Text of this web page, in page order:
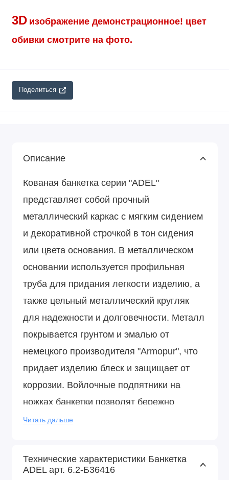
3D изображение демонстрационное! цвет
обивки смотрите на фото.
Поделиться
Описание
Кованая банкетка серии "ADEL"
представляет собой прочный
металлический каркас с мягким сидением
и декоративной строчкой в тон сидения
или цвета основания. В металлическом
основании используется профильная
труба для придания легкости изделию, а
также цельный металлический кругляк
для надежности и долговечности. Металл
покрывается грунтом и эмалью от
немецкого производителя "Armopur", что
придает изделию блеск и защищает от
коррозии. Войлочные подпятники на
ножках банкетки позволят бережно
эксплуатировать ее на любом покрытии
Читать дальше
Технические характеристики Банкетка
ADEL арт. 6.2-Б36416